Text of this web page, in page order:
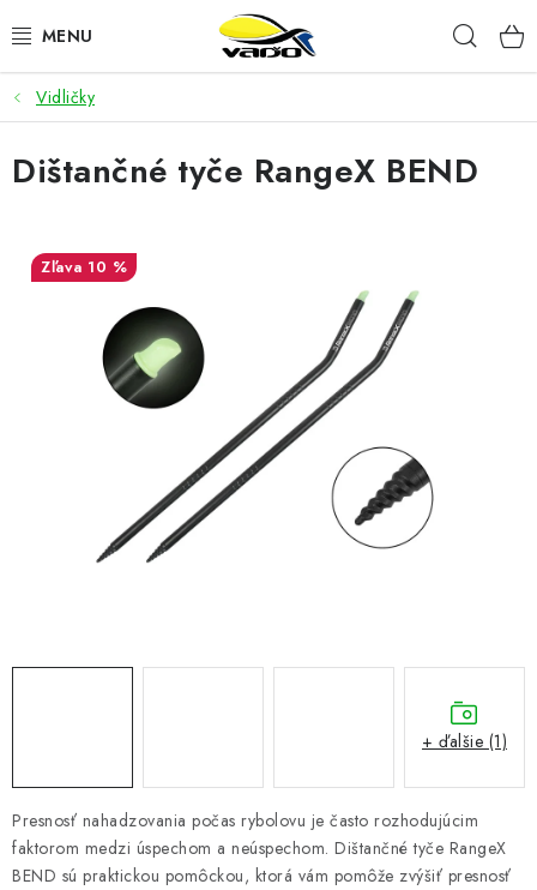
na
ŽIVÁ NÁSTRAHA
BIŽUTÉRIA
NÁSTRAHY A KRMIVÁ
PRETEKÁRSKE SEDAČKY
PRÍVLAČ
PRÚTY
KONTAKTY
Vidličky
Presnosť nahadzovania počas rybolovu je často rozhodujúcim
faktorom medzi úspechom a neúspechom. Dištančné tyče RangeX
BEND sú praktickou pomôckou, ktorá vám pomôže zvýšiť presnosť
Dištančné tyče RangeX BEND
10 %
+ ďalšie (1)